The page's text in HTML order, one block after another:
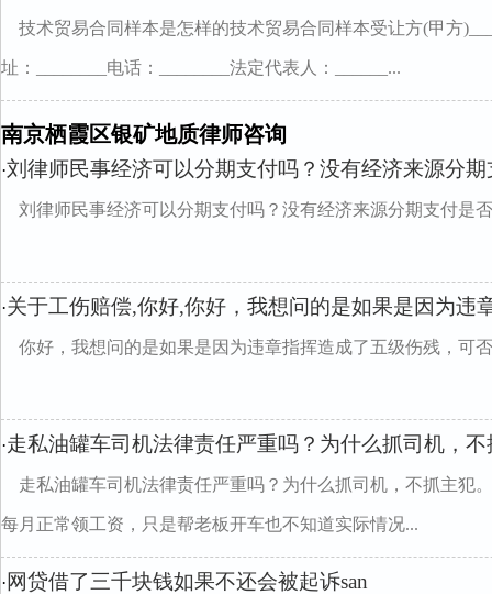
技术贸易合同样本是怎样的技术贸易合同样本受让方(甲方
址：________电话：________法定代表人：______...
南京栖霞区银矿地质律师咨询
·刘律师民事经济可以分期支付吗？没有经济来源分
刘律师民事经济可以分期支付吗？没有经济来源分期支付是
·关于工伤赔偿,你好,你好，我想问的是如果是因为违
你好，我想问的是如果是因为违章指挥造成了五级伤残，可
·走私油罐车司机法律责任严重吗？为什么抓司机，
走私油罐车司机法律责任严重吗？为什么抓司机，不抓主犯
每月正常领工资，只是帮老板开车也不知道实际情况...
· 网贷借了三千块钱如果不还会被起诉san